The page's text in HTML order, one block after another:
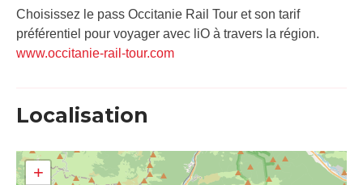
Choisissez le pass Occitanie Rail Tour et son tarif
préférentiel pour voyager avec liO à travers la région.
www.occitanie-rail-tour.com
Localisation
+